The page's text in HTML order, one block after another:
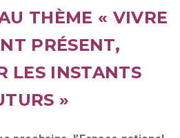
THÈME « VIVRE
PRÉSENT,
LES INSTANTS
»